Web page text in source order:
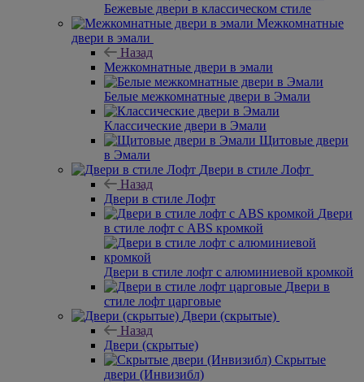
Бежевые двери в классическом стиле
Межкомнатные
двери в эмали
Назад
Межкомнатные двери в эмали
Белые межкомнатные двери в Эмали
Классические двери в Эмали
Щитовые двери
в Эмали
Двери в стиле Лофт
Назад
Двери в стиле Лофт
Двери
в стиле лофт с ABS кромкой
Двери в стиле лофт с алюминиевой кромкой
Двери в
стиле лофт царговые
Двери (скрытые)
Назад
Двери (скрытые)
Скрытые
двери (Инвизибл)